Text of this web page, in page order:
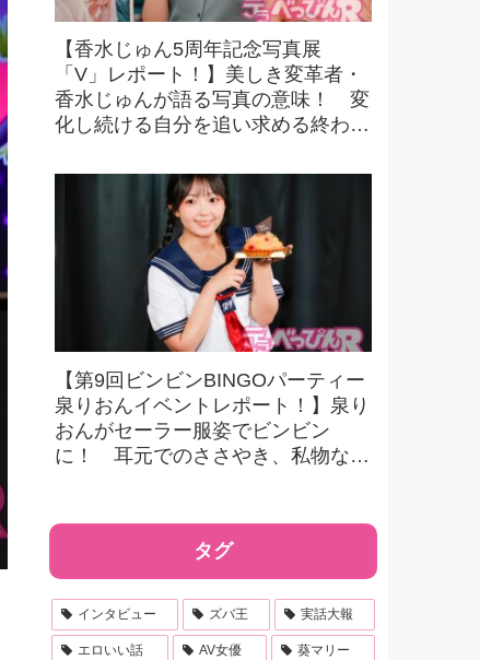
【香水じゅん5周年記念写真展
「V」レポート！】美しき変革者・
香水じゅんが語る写真の意味！ 変
化し続ける自分を追い求める終わり
【第9回ビンビンBINGOパーティー
泉りおんイベントレポート！】泉り
おんがセーラー服姿でビンビン
に！ 耳元でのささやき、私物など
タグ
インタビュー ズバ王 実話大報
エロいい話 AV女優 葵マリー